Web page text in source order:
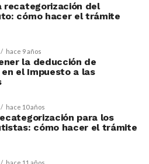
recategorización del
cómo hacer el trámite
hace 9 años
la deducción de
el Impuesto a las
hace 10 años
para los
cómo hacer el trámite